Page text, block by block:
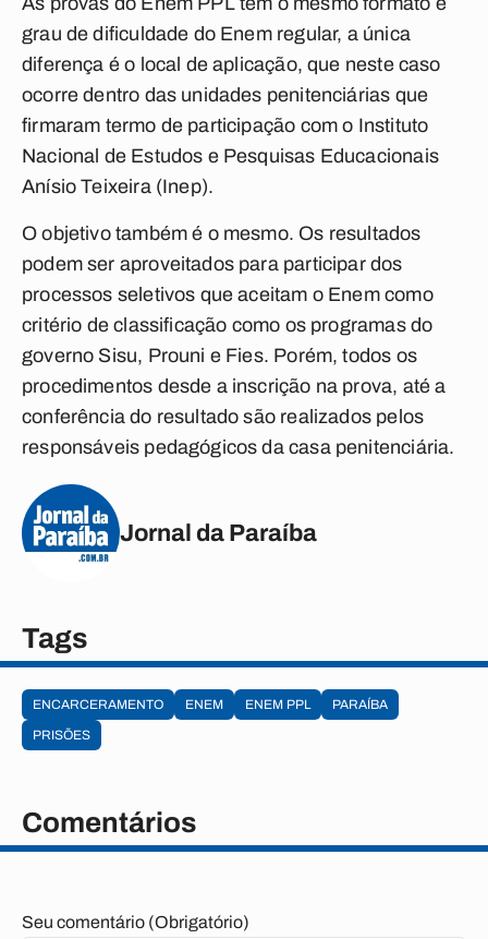
grau de dificuldade do Enem regular, a única
diferença é o local de aplicação, que neste caso
ocorre dentro das unidades penitenciárias que
firmaram termo de participação com o Instituto
Nacional de Estudos e Pesquisas Educacionais
Anísio Teixeira (Inep).
O objetivo também é o mesmo. Os resultados
podem ser aproveitados para participar dos
processos seletivos que aceitam o Enem como
critério de classificação como os programas do
governo Sisu, Prouni e Fies. Porém, todos os
procedimentos desde a inscrição na prova, até a
conferência do resultado são realizados pelos
responsáveis pedagógicos da casa penitenciária.
Jornal da Paraíba
Tags
ENCARCERAMENTO ENEM ENEM PPL
PARAÍBA
PRISÕES
Comentários
Seu comentário (Obrigatório)